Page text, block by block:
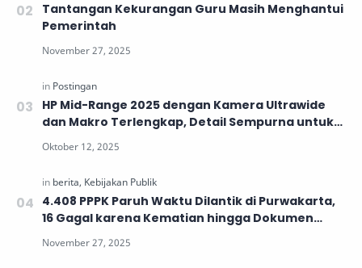
Tantangan Kekurangan Guru Masih Menghantui
Pemerintah
HP Mid-Range 2025 dengan Kamera Ultrawide
dan Makro Terlengkap, Detail Sempurna untuk
Generasi Muda
4.408 PPPK Paruh Waktu Dilantik di Purwakarta,
16 Gagal karena Kematian hingga Dokumen
Tidak Lengkap